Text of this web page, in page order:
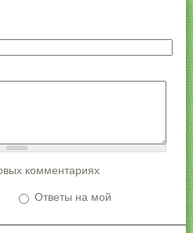
о текстовых
комментариях
Ответы на мой